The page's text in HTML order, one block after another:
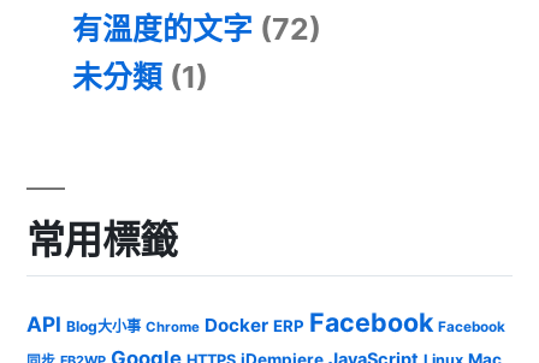
有溫度的文字 (72)
未分類 (1)
常用標籤
API Blog大小事 Chrome Docker ERP Facebook Facebook